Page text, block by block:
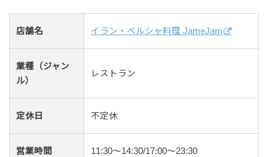
店舗名 イラン・ペルシャ料理 JameJam
業種（ジャン
ル）
レストラン
定休日 不定休
営業時間 11:30～14:30/17:00～23:30